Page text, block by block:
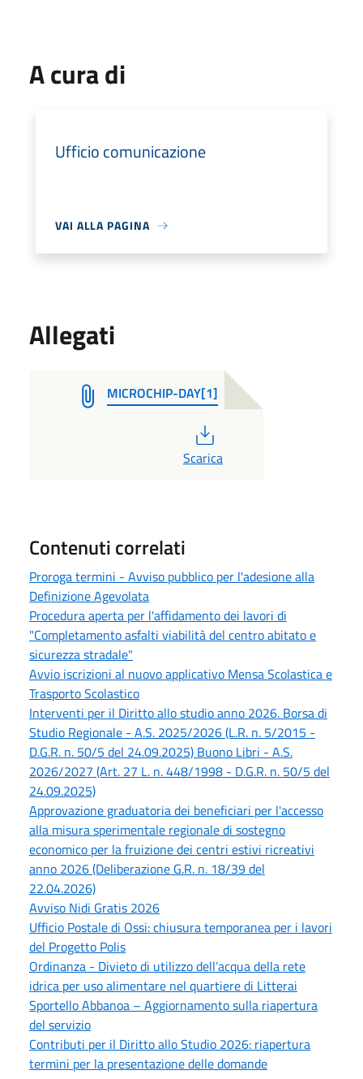
A cura di
Ufficio comunicazione
VAI ALLA PAGINA
Allegati
MICROCHIP-DAY[1]
Scarica
Contenuti correlati
Proroga termini - Avviso pubblico per l'adesione alla
Definizione Agevolata
Procedura aperta per l'affidamento dei lavori di
"Completamento asfalti viabilità del centro abitato e
sicurezza stradale"
Avvio iscrizioni al nuovo applicativo Mensa Scolastica e
Trasporto Scolastico
Interventi per il Diritto allo studio anno 2026. Borsa di
Studio Regionale - A.S. 2025/2026 (L.R. n. 5/2015 -
D.G.R. n. 50/5 del 24.09.2025) Buono Libri - A.S.
2026/2027 (Art. 27 L. n. 448/1998 - D.G.R. n. 50/5 del
24.09.2025)
Approvazione graduatoria dei beneficiari per l'accesso
alla misura sperimentale regionale di sostegno
economico per la fruizione dei centri estivi ricreativi
anno 2026 (Deliberazione G.R. n. 18/39 del
22.04.2026)
Avviso Nidi Gratis 2026
Ufficio Postale di Ossi: chiusura temporanea per i lavori
del Progetto Polis
Ordinanza - Divieto di utilizzo dell’acqua della rete
idrica per uso alimentare nel quartiere di Litterai
Sportello Abbanoa – Aggiornamento sulla riapertura
del servizio
Contributi per il Diritto allo Studio 2026: riapertura
termini per la presentazione delle domande